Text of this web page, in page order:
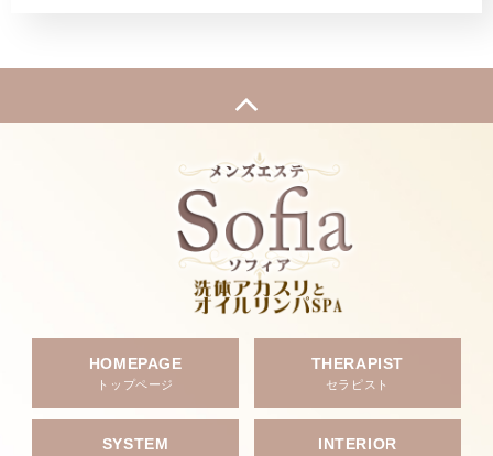
HOMEPAGE
トップページ
THERAPIST
セラピスト
SYSTEM INTERIOR